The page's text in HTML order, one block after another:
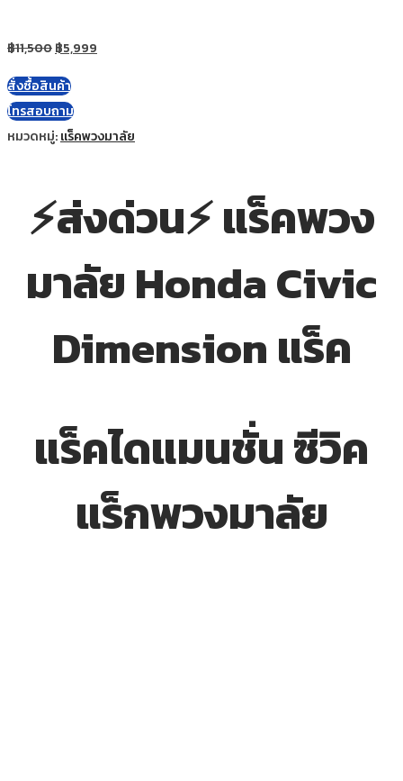
฿11,500฿5,999
สั่งซื้อสินค้า
โทรสอบถาม
หมวดหมู่:แร็คพวงมาลัย
⚡ส่งด่วน⚡ แร็คพวง
มาลัย Honda Civic
Dimension แร็ค
แร็คไดแมนชั่น ซีวิค
แร็กพวงมาลัย